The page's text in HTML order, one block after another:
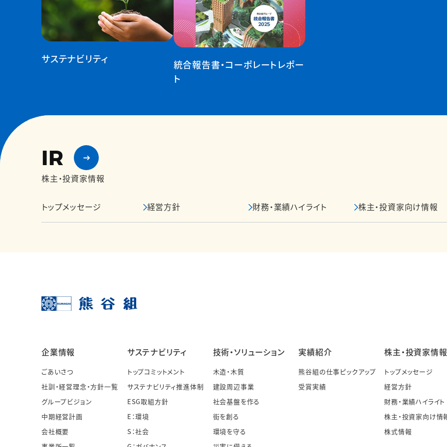
サステナビリティ
統合報告書・コーポレートレポー
ト
IR
株主・投資家情報
トップメッセージ 経営方針 財務・業績ハイライト 株主・投資家向け情報
企業情報
ごあいさつ
社訓・経営理念・方針一覧
グループビジョン
中期経営計画
会社概要
サステナビリティ
トップコミットメント
サステナビリティ推進体制
ESG取組方針
E：環境
S：社会
技術・ソリューション
木造・木質
建設周辺事業
社会基盤を作る
街を創る
環境を守る
実績紹介
熊谷組の仕事ピックアップ
受賞実績
株主・投資家情報
トップメッセージ
経営方針
財務・業績ハイライト
株主・投資家向け情
株式情報